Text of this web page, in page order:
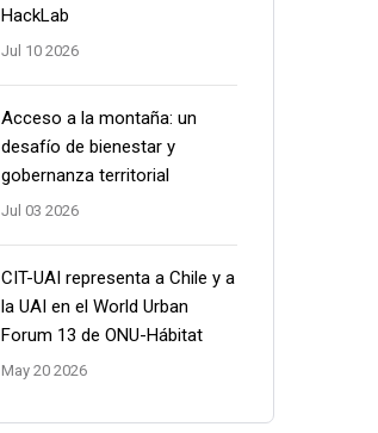
HackLab
Jul 10 2026
Acceso a la montaña: un
desafío de bienestar y
gobernanza territorial
Jul 03 2026
CIT-UAI representa a Chile y a
la UAI en el World Urban
Forum 13 de ONU-Hábitat
May 20 2026